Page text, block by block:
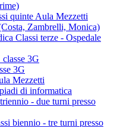
quinte Aula Mezzetti
Zambrelli, Monica)
Classi terze - Ospedale
3G
3G
Mezzetti
di informatica
- due turni presso
biennio - tre turni presso